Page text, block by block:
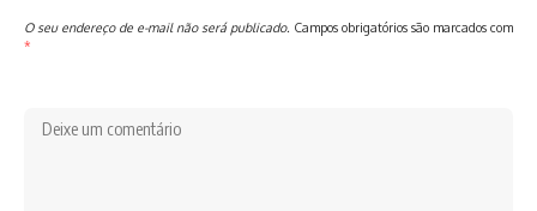
O seu endereço de e-mail não será publicado. Campos obrigatórios são marcados com
*